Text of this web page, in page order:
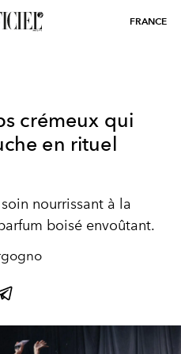
FRANCE
crémeux qui
en rituel
nourrissant à la
boisé envoûtant.